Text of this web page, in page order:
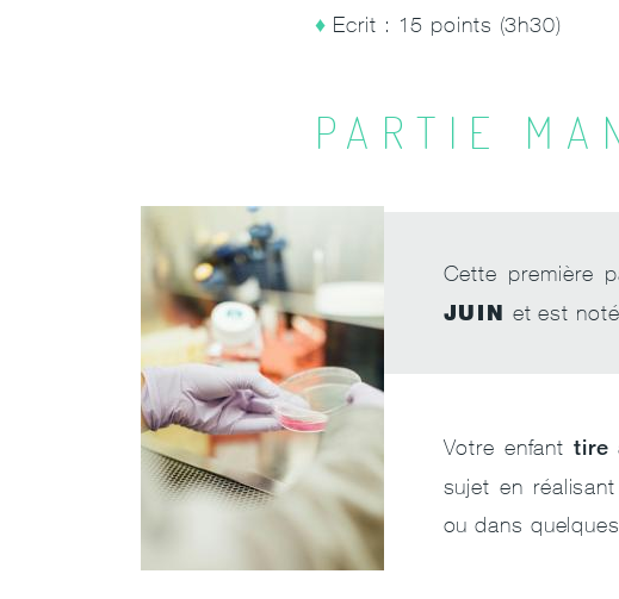
Ecrit : 15 points (3h30)
PARTIE
Cette première
JUIN et est
Votre enfant tire
sujet en
ou dans